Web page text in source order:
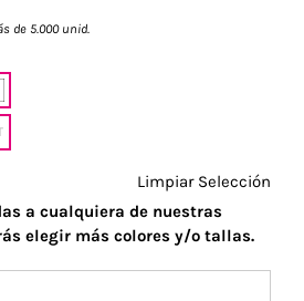
de 5.000 unid.
Limpiar Selección
a cualquiera de nuestras
elegir más colores y/o tallas.